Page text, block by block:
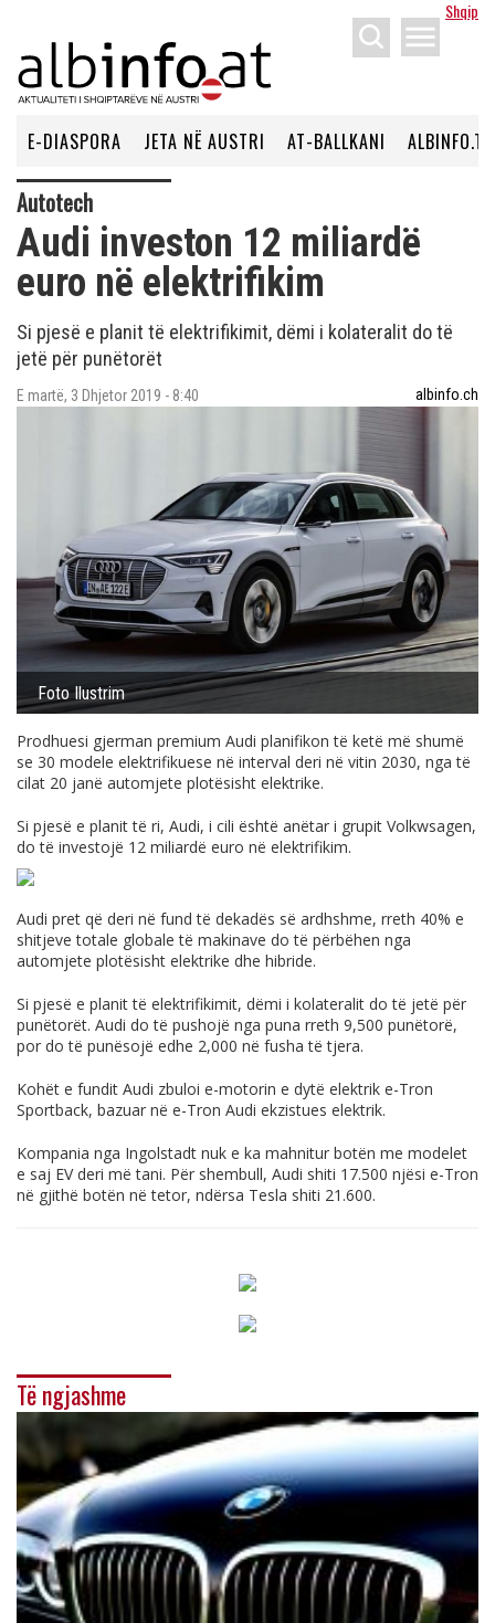
Shqip
menu
E-DIASPORA JETA NË AUSTRI AT-BALLKANI ALBINFO.TV
Autotech
Audi investon 12 miliardë
euro në elektrifikim
Si pjesë e planit të elektrifikimit, dëmi i kolateralit do të
jetë për punëtorët
E martë, 3 Dhjetor 2019 - 8:40 albinfo.ch
Foto Ilustrim
Prodhuesi gjerman premium Audi planifikon të ketë më shumë
se 30 modele elektrifikuese në interval deri në vitin 2030, nga të
cilat 20 janë automjete plotësisht elektrike.
Si pjesë e planit të ri, Audi, i cili është anëtar i grupit Volkwsagen,
do të investojë 12 miliardë euro në elektrifikim.
Audi pret që deri në fund të dekadës së ardhshme, rreth 40% e
shitjeve totale globale të makinave do të përbëhen nga
automjete plotësisht elektrike dhe hibride.
Si pjesë e planit të elektrifikimit, dëmi i kolateralit do të jetë për
punëtorët. Audi do të pushojë nga puna rreth 9,500 punëtorë,
por do të punësojë edhe 2,000 në fusha të tjera.
Kohët e fundit Audi zbuloi e-motorin e dytë elektrik e-Tron
Sportback, bazuar në e-Tron Audi ekzistues elektrik.
Kompania nga Ingolstadt nuk e ka mahnitur botën me modelet
e saj EV deri më tani. Për shembull, Audi shiti 17.500 njësi e-Tron
në gjithë botën në tetor, ndërsa Tesla shiti 21.600.
Të ngjashme